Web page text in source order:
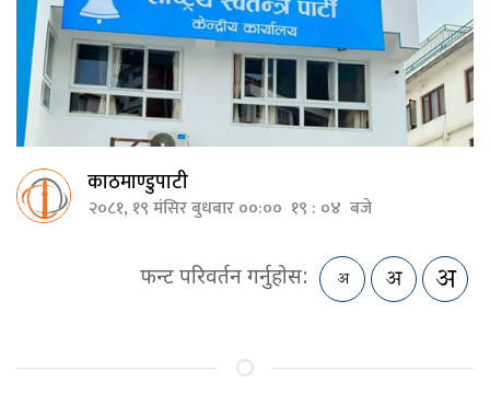
काठमाण्डुपाटी
२०८१, १९ मंसिर बुधबार ००:०० १९ : ०४ बजे
फन्ट परिवर्तन गर्नुहोस: